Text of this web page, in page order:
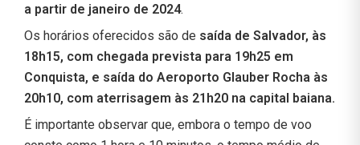
a partir de janeiro de 2024.
Os horários oferecidos são de saída de Salvador, às
18h15, com chegada prevista para 19h25 em
Conquista, e saída do Aeroporto Glauber Rocha às
20h10, com aterrisagem às 21h20 na capital baiana.
É importante observar que, embora o tempo de voo